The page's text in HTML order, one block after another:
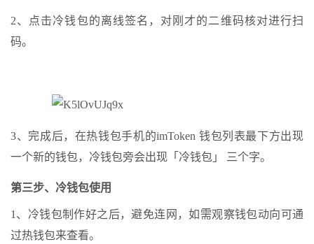
2、点击冷钱包的离线签名，对刚才的二维码核对进行扫
码。
3、完成后，在热钱包手机的imToken 钱包列表最下方出现
一个新的钱包，冷钱包旁会出现「冷钱包」 三个字。
第三步、冷钱包使用
1、冷钱包制作好之后，避免连网，如需观察钱包动向可通
过热钱包来查看。